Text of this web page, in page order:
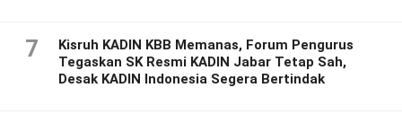
7
Kisruh KADIN KBB Memanas, Forum Pengurus
Tegaskan SK Resmi KADIN Jabar Tetap Sah,
Desak KADIN Indonesia Segera Bertindak